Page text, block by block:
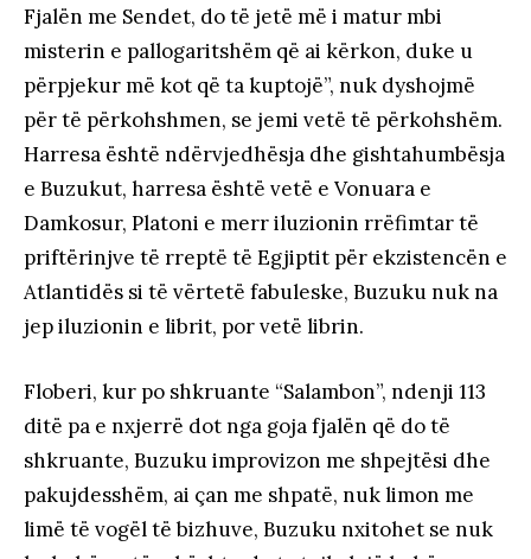
Fjalën me Sendet, do të jetë më i matur mbi
misterin e pallogaritshëm që ai kërkon, duke u
përpjekur më kot që ta kuptojë”, nuk dyshojmë
për të përkohshmen, se jemi vetë të përkohshëm.
Harresa është ndërvjedhësja dhe gishtahumbësja
e Buzukut, harresa është vetë e Vonuara e
Damkosur, Platoni e merr iluzionin rrëfimtar të
priftërinjve të rreptë të Egjiptit për ekzistencën e
Atlantidës si të vërtetë fabuleske, Buzuku nuk na
jep iluzionin e librit, por vetë librin.
Floberi, kur po shkruante “Salambon”, ndenji 113
ditë pa e nxjerrë dot nga goja fjalën që do të
shkruante, Buzuku improvizon me shpejtësi dhe
pakujdesshëm, ai çan me shpatë, nuk limon me
limë të vogël të bizhuve, Buzuku nxitohet se nuk